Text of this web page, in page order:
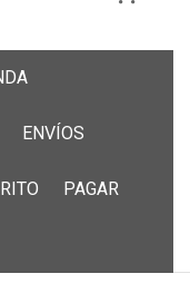
ENVÍOS
PAGAR